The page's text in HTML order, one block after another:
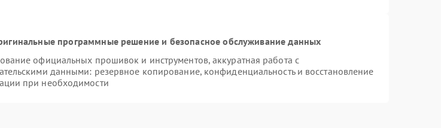
программные решение и безопасное обслуживание данных
официальных прошивок и инструментов, аккуратная работа с
данными: резервное копирование, конфиденциальность и восстановление
при необходимости